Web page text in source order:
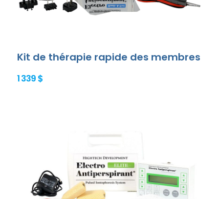
Kit de thérapie rapide des membres
1 339 $